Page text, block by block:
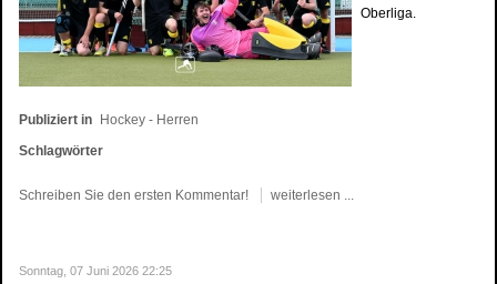
Oberliga.
Publiziert in Hockey - Herren
Schlagwörter
Schreiben Sie den ersten Kommentar! weiterlesen ...
Sonntag, 07 Juni 2026 22:25